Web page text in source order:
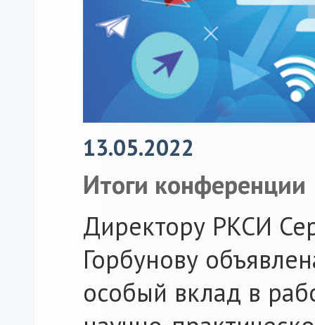
13.05.2022
Итоги конференции
Директору РКСИ
Горбунову
особый вклад в